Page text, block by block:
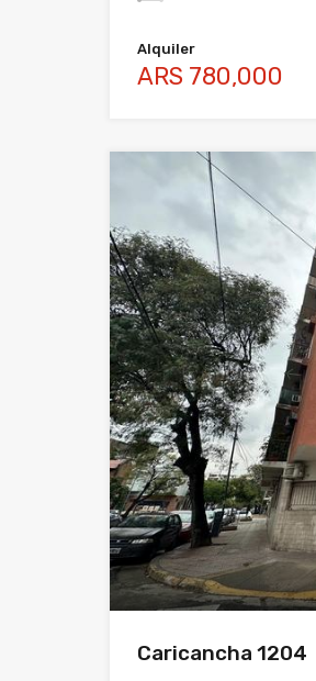
Alquiler
ARS 780,000
Caricancha 1204